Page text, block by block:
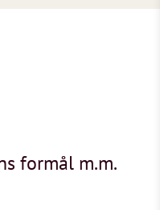
formål m.m.